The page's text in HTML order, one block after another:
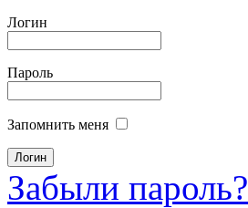
Логин
Пароль
Запомнить меня
Забыли пароль?